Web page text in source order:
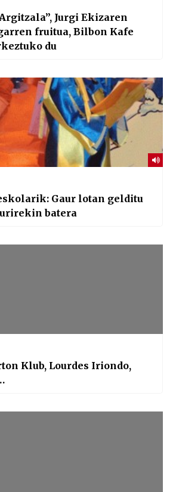
Jurgi Ekizaren
fruitua, Bilbon Kafe
du
Gaur lotan gelditu
batera
Klub, Lourdes Iriondo,